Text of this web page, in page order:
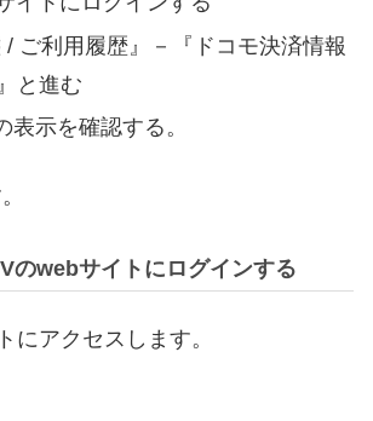
/ ご利用履歴』－『ドコモ決済情報
と進む
表示を確認する。
のwebサイトにログインする
にアクセスします。